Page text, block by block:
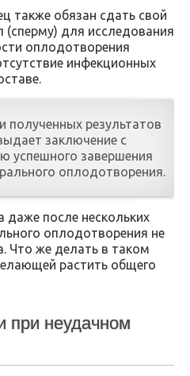
также обязан сдать свой
(сперму) для исследования
оплодотворения
инфекционных
полученных результатов
заключение с
успешного завершения
оплодотворения.
даже после нескольких
оплодотворения не
Что же делать в таком
растить общего
при неудачном